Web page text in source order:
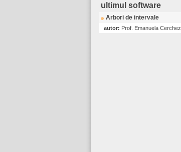
ultimul software
Arbori de intervale
autor: Prof. Emanuela Cerchez